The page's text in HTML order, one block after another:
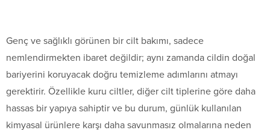
Genç ve sağlıklı görünen bir cilt bakımı, sadece
nemlendirmekten ibaret değildir; aynı zamanda cildin doğal
bariyerini koruyacak doğru temizleme adımlarını atmayı
gerektirir. Özellikle kuru ciltler, diğer cilt tiplerine göre daha
hassas bir yapıya sahiptir ve bu durum, günlük kullanılan
kimyasal ürünlere karşı daha savunmasız olmalarına neden